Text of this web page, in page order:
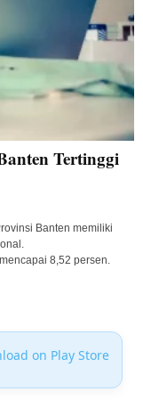
Tertinggi
Banten memiliki
8,52 persen.